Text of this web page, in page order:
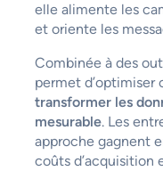
elle alimente les
et oriente les
Combinée à des
permet d’optimiser
transformer les
mesurable. Les
approche gagnent
coûts d’acquisition